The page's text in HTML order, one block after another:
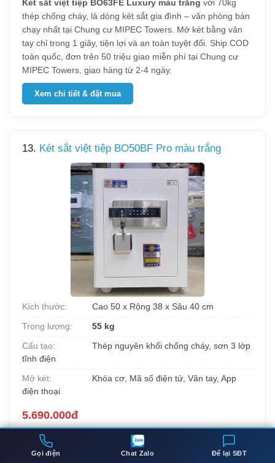
Gọi điện Chat Zalo Để lại SĐT
Két sắt việt tiệp BO63FE Luxury màu trắng với 70kg
thép chống cháy, là dòng két sắt gia đình – văn phòng bán
chạy nhất tại Chung cư MIPEC Towers. Mở két bằng vân
tay chỉ trong 1 giây, tiện lợi và an toàn tuyệt đối. Ship COD
toàn quốc, đơn trên 50 triệu giao miễn phí tại Chung cư
MIPEC Towers, giao hàng từ 2-4 ngày.
Xem chi tiết & đặt mua
13. Két sắt việt tiệp BO50BF Pro màu trắng
Kích thước:
Cao 50 x Rộng 38 x Sâu 40 cm
Trọng lượng:
55 kg
Cấu tạo:
Thép nguyên khối chống cháy, sơn 3 lớp
tĩnh điện
Mở két:
Khóa cơ, Mã số điện tử, Vân tay, App
điện thoại
5.690.000đ
Két sắt việt tiệp BO50BF Pro màu trắng
là lựa chọn phổ
biến cho hộ gia đình tại Chung cư MIPEC Towers với trọng